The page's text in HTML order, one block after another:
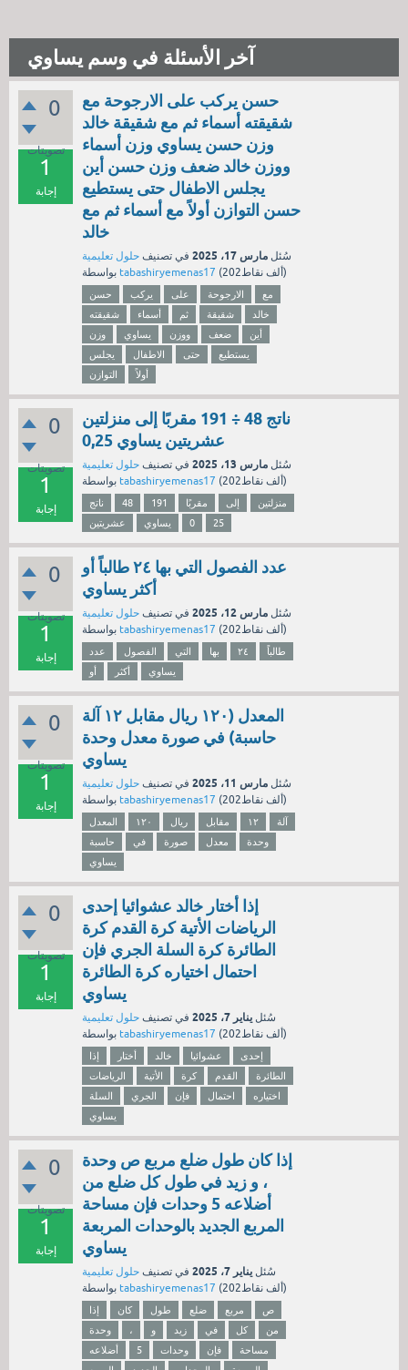
آخر الأسئلة في وسم يساوي
0
تصويتات
1
إجابة
حسن يركب على الارجوحة مع
شقيقته أسماء ثم مع شقيقة خالد
وزن حسن يساوي وزن أسماء
ووزن خالد ضعف وزن حسن أين
يجلس الاطفال حتى يستطيع
حسن التوازن أولاً مع أسماء ثم مع
خالد
سُئل مارس 17، 2025 في تصنيف حلول تعليمية
tabashiryemenas17 ( 202ألف نقاط)
حسن يركب على الارجوحة
مع
شقيقته
أسماء ثم شقيقة
خالد
وزن
يساوي ووزن ضعف
أين
يجلس
الاطفال حتى
يستطيع
التوازن
أولاً
0
تصويتات
1
إجابة
ناتج 48 ÷ 191 مقربًا إلى منزلتين
عشريتين يساوي 0,25
سُئل مارس 13، 2025 في تصنيف حلول تعليمية
tabashiryemenas17 ( 202ألف نقاط)
ناتج 48 191 مقربًا إلى
منزلتين
عشريتين
يساوي 0 25
0
تصويتات
1
إجابة
عدد الفصول التي بها ٢٤ طالباً أو
أكثر يساوي
سُئل مارس 12، 2025 في تصنيف حلول تعليمية
tabashiryemenas17 ( 202ألف نقاط)
عدد الفصول التي بها ٢٤
طالباً
أو
أكثر يساوي
0
تصويتات
1
إجابة
المعدل (١٢٠ ريال مقابل ١٢ آلة
حاسبة) في صورة معدل وحدة
يساوي
سُئل مارس 11، 2025 في تصنيف حلول تعليمية
tabashiryemenas17 ( 202ألف نقاط)
المعدل ١٢٠ ريال مقابل ١٢
آلة
حاسبة
في صورة معدل
وحدة
يساوي
0
تصويتات
1
إجابة
إذا أختار خالد عشوائيا إحدى
الرياضات الأتية كرة القدم كرة
الطائرة كرة السلة الجري فإن
احتمال اختياره كرة الطائرة
يساوي
سُئل يناير 7، 2025 في تصنيف حلول تعليمية
tabashiryemenas17 ( 202ألف نقاط)
إذا أختار خالد عشوائيا
إحدى
الرياضات
الأتية كرة القدم
الطائرة
السلة
الجري فإن احتمال
اختياره
يساوي
0
تصويتات
1
إجابة
إذا كان طول ضلع مربع ص وحدة
، و زيد في طول كل ضلع من
أضلاعه 5 وحدات فإن مساحة
المربع الجديد بالوحدات المربعة
يساوي
سُئل يناير 7، 2025 في تصنيف حلول تعليمية
tabashiryemenas17 ( 202ألف نقاط)
إذا كان طول ضلع مربع
ص
وحدة
، و زيد في كل
من
أضلاعه
5 وحدات فإن
مساحة